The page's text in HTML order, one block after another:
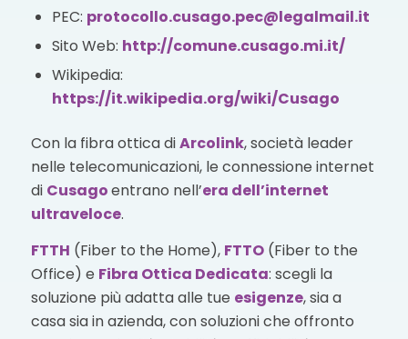
PEC: protocollo.cusago.pec@legalmail.it
Sito Web: http://comune.cusago.mi.it/
Wikipedia:
https://it.wikipedia.org/wiki/Cusago
Con la fibra ottica diArcolink, società leader
nelle telecomunicazioni, le connessione internet
di Cusagoentrano nell’era dell’internet
ultraveloce.
FTTH (Fiber to the Home), FTTO(Fiber to the
Office) e Fibra Ottica Dedicata: scegli la
soluzione più adatta alle tue esigenze, sia a
casa sia in azienda, con soluzioni che offronto